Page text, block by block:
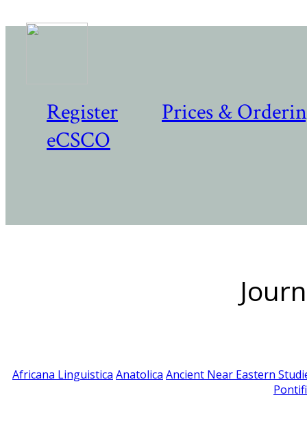
Register
Prices &
eCSCO
Africana Linguistica Anatolica Ancient Near Eastern